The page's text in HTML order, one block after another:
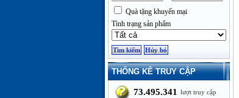
Quà tặng khuyến mại
Tình trạng sản phẩm
THỐNG KÊ TRUY CẬP
73.495.341 lượt truy cập